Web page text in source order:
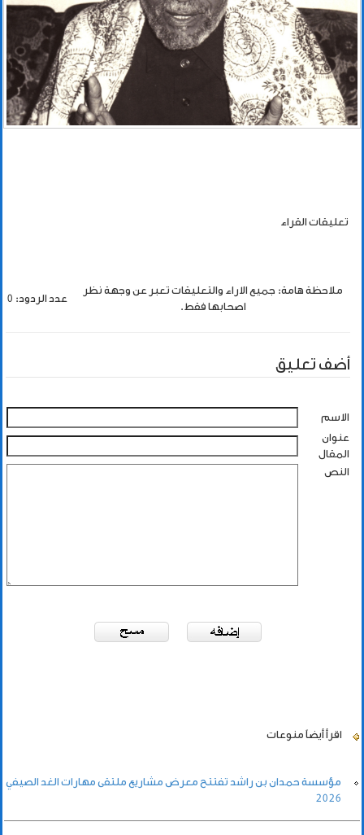
تعليقات القراء
ملاحظة هامة: جميع الاراء والتعليقات تعبر عن وجهة نظر
اصحابها فقط.
عدد الردود: 0
أضف تعليق
الاسم
عنوان
المقال
النص
اقرأ أيضاً منوعات
مؤسسة حمدان بن راشد تفتتح معرض مشاريع ملتقى مهارات الغد الصيفي
2026